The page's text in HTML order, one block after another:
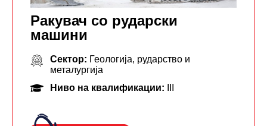
Ракувач со рударски
машини
Сектор: Геологија, рударство и
металургија
Ниво на квалификации: